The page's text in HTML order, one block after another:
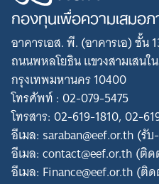
กองทุนเพื่อความเสมอ
อาคารเอส. พี. (อาคารเอ) ชั้น
ถนนพหลโยธิน แขวงสามเสนใ
กรุงเทพมหานคร 10400
โทรศัพท์ : 02-079-5475
โทรสาร: 02-619-1810, 02-
อีเมล: saraban@eef.or.th (รั
อีเมล: contact@eef.or.th (ติ
อีเมล: Finance@eef.or.th (